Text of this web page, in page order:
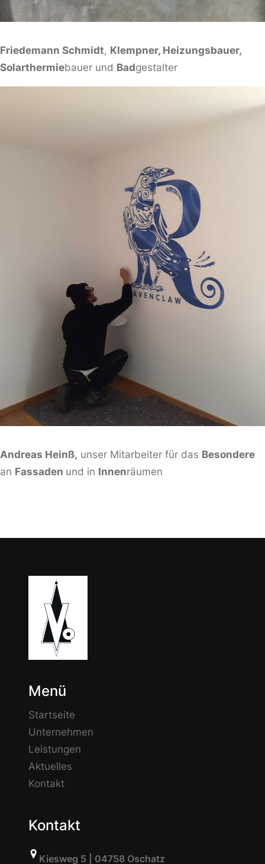
Friedemann Schmidt, Klempner, Heizungsbauer,
Solarthermiebauer und Badgestalter
Andreas Heinß, unser Mitarbeiter für das Besondere
an Fassaden und in Innenräumen
Menü
Startseite
Unternehmen
Leistungen
Aktuelles
Kontakt
Kontakt
Kiesweg 5 | 04758 Oschatz